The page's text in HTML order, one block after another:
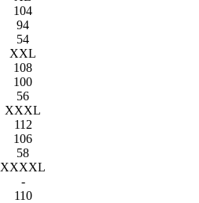
104
94
54
XXL
108
100
56
XXXL
112
106
58
XXXXL
-
110